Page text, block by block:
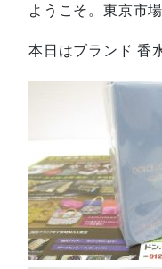
ようこそ。東京市場
本日はブランド 香